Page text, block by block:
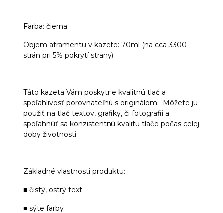
Farba: čierna
Objem atramentu v kazete: 70ml (na cca 3300
strán pri 5% pokrytí strany)
Táto kazeta Vám poskytne kvalitnú tlač a
spoľahlivosť porovnateľnú s originálom. Môžete ju
použiť na tlač textov, grafiky, či fotografii a
spoľahnúť sa konzistentnú kvalitu tlače počas celej
doby životnosti.
Základné vlastnosti produktu:
■ čistý, ostrý text
■ sýte farby